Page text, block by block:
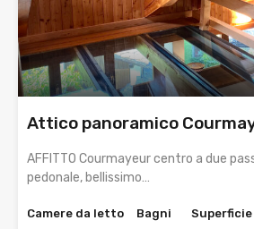
Attico panoramico
AFFITTO Courmayeur centro a due
pedonale, bellissimo…
Camere da letto
Bagni
Superficie